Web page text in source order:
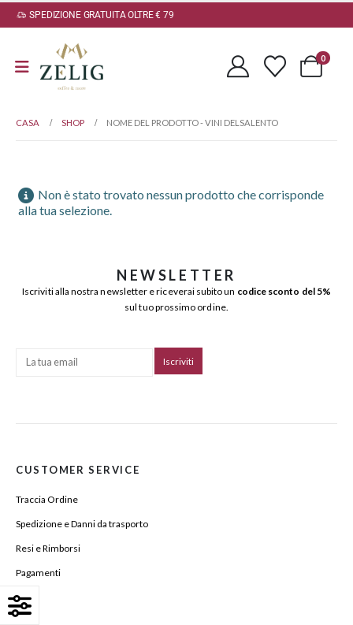
SPEDIZIONE GRATUITA OLTRE € 79
0
CASA SHOP NOME DEL PRODOTTO -VINI DELSALENTO
Non è stato trovato nessun prodotto che corrisponde
alla tua selezione.
NEWSLETTER
Iscriviti alla nostra newsletter e riceverai subito un codice sconto del 5%
sul tuo prossimo ordine.
CUSTOMER SERVICE
Traccia Ordine
Spedizione e Danni da trasporto
Resi e Rimborsi
Pagamenti
Login